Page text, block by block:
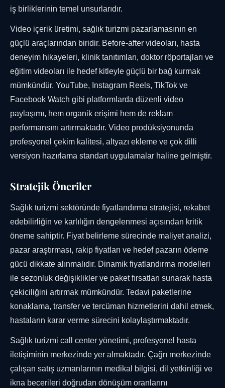
iş birliklerinin temel unsurlarıdır.
Video içerik üretimi, sağlık turizmi pazarlamasının en
güçlü araçlarından biridir. Before-after videoları, hasta
deneyim hikayeleri, klinik tanıtımları, doktor röportajları ve
eğitim videoları ile hedef kitleyle güçlü bir bağ kurmak
mümkündür. YouTube, Instagram Reels, TikTok ve
Facebook Watch gibi platformlarda düzenli video
paylaşımı, hem organik erişimi hem de reklam
performansını artırmaktadır. Video prodüksiyonunda
profesyonel çekim kalitesi, altyazı ekleme ve çok dilli
versiyon hazırlama standart uygulamalar haline gelmiştir.
Stratejik Öneriler
Sağlık turizmi sektöründe fiyatlandırma stratejisi, rekabet
edebilirliğin ve karlılığın dengelenmesi açısından kritik
öneme sahiptir. Fiyat belirleme sürecinde maliyet analizi,
pazar araştırması, rakip fiyatları ve hedef pazarın ödeme
gücü dikkate alınmalıdır. Dinamik fiyatlandırma modelleri
ile sezonluk değişiklikler ve paket fırsatları sunarak hasta
çekiciliğini artırmak mümkündür. Tedavi paketlerine
konaklama, transfer ve tercüman hizmetlerini dahil etmek,
hastaların karar verme sürecini kolaylaştırmaktadır.
Sağlık turizmi call center yönetimi, profesyonel hasta
iletişiminin merkezinde yer almaktadır. Çağrı merkezinde
çalışan satış uzmanlarının medikal bilgisi, dil yetkinliği ve
ikna becerileri doğrudan dönüşüm oranlarını